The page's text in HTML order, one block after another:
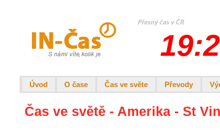
Úvod O čase Čas ve světe Převody
Čas ve světě - Amerika - St